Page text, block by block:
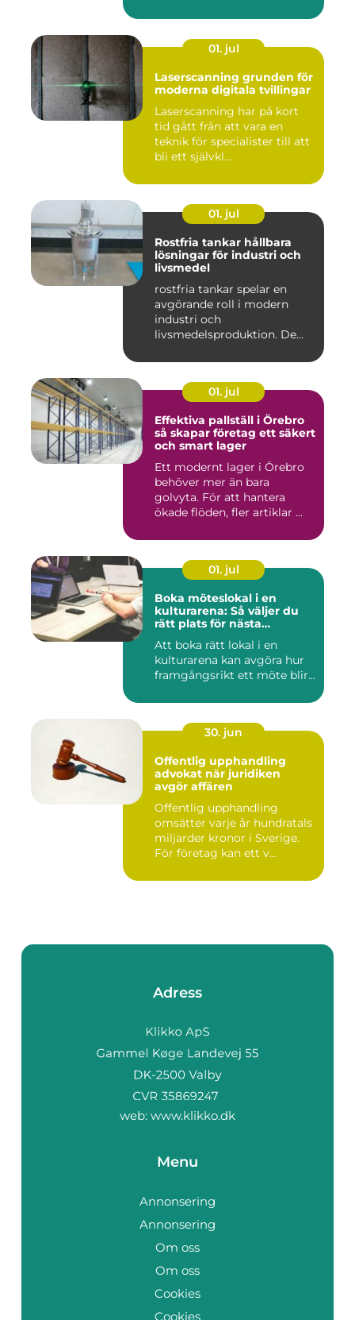
01. jul
Laserscanning grunden för
moderna digitala tvillingar
Laserscanning har på kort
tid gått från att vara en
teknik för specialister till att
bli ett självkl...
01. jul
Rostfria tankar hållbara
lösningar för industri och
livsmedel
rostfria tankar spelar en
avgörande roll i modern
industri och
livsmedelsproduktion. De
01. jul
Effektiva pallställ i Örebro
så skapar företag ett säkert
och smart lager
Ett modernt lager i Örebro
behöver mer än bara
golvyta. För att hantera
ökade flöden, fler artiklar ...
01. jul
Boka möteslokal i en
kulturarena: Så väljer du
rätt plats för nästa
Att boka rätt lokal i en
kulturarena kan avgöra hur
framgångsrikt ett möte blir...
30. jun
Offentlig upphandling
advokat när juridiken
avgör affären
Offentlig upphandling
omsätter varje år hundratals
miljarder kronor i Sverige.
För företag kan ett v...
Adress
web: www.klikko.dk
Menu
Annonsering
Annonsering
Om oss
Om oss
Cookies
Cookies